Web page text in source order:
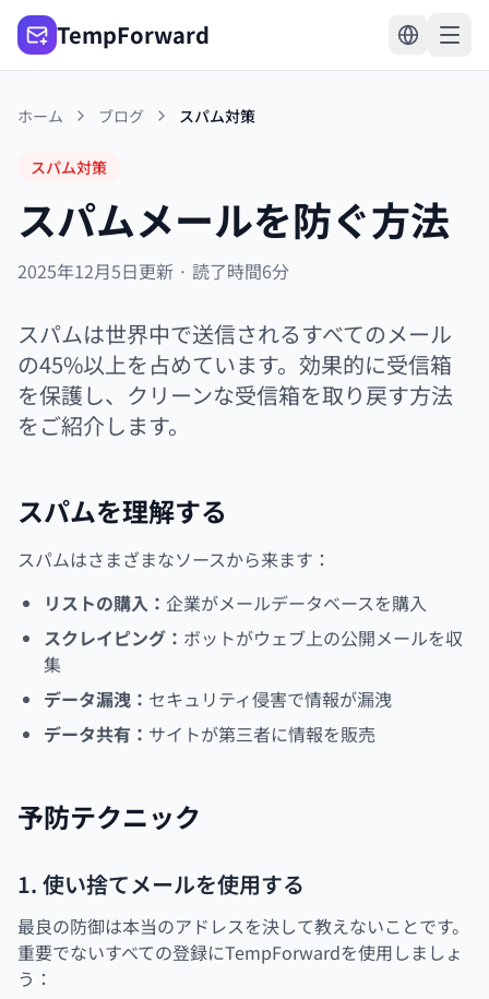
TempForward
ホーム ブログ スパム対策
スパム対策
スパムメールを防ぐ方法
2025年12月5日更新 · 読了時間6分
スパムは世界中で送信されるすべてのメール
の45%以上を占めています。効果的に受信箱
を保護し、クリーンな受信箱を取り戻す方法
をご紹介します。
スパムを理解する
スパムはさまざまなソースから来ます：
リストの購入： 企業がメールデータベースを購入
スクレイピング： ボットがウェブ上の公開メールを収
集
データ漏洩： セキュリティ侵害で情報が漏洩
データ共有： サイトが第三者に情報を販売
予防テクニック
1. 使い捨てメールを使用する
最良の防御は本当のアドレスを決して教えないことです。
重要でないすべての登録にTempForwardを使用しましょ
う：